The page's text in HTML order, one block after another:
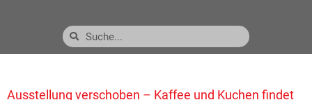
Ausstellung verschoben – Kaffee und Kuchen findet